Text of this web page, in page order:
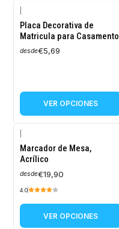
Placa Decorativa de
Matricula para Casamento
desde€5,69
VER OPCIONES
Marcador de Mesa,
Acrílico
desde€19,90
4.0
VER OPCIONES